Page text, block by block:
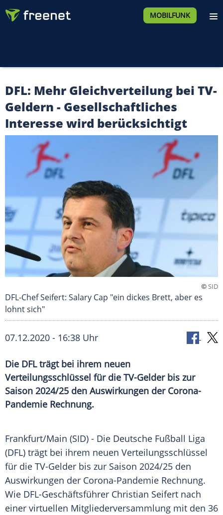
MOBILFUNK
DFL: Mehr Gleichverteilung bei TV-
Geldern - Gesellschaftliches
Interesse wird berücksichtigt
©SID
DFL-Chef Seifert: Salary Cap "ein dickes Brett, aber es
lohnt sich"
07.12.2020 - 16:38 Uhr
Die DFL trägt bei ihrem neuen
Verteilungsschlüssel für die TV-Gelder bis zur
Saison 2024/25 den Auswirkungen der Corona-
Pandemie Rechnung.
Frankfurt/Main (SID) - Die Deutsche Fußball Liga
(DFL) trägt bei ihrem neuen Verteilungsschlüssel
für die TV-Gelder bis zur Saison 2024/25 den
Auswirkungen der Corona-Pandemie Rechnung.
Wie DFL-Geschäftsführer Christian Seifert nach
einer virtuellen Mitgliederversammlung mit den 36